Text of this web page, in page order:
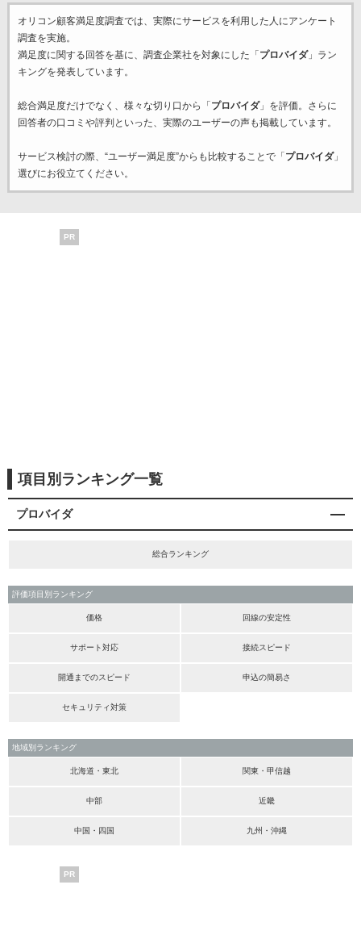
オリコン顧客満足度調査では、実際にサービスを利用した 人にアンケート
調査を実施。
満足度に関する回答を基に、調査企業社を対象にした「 プロバイダ」ラン
キングを発表しています。
総合満足度だけでなく、様々な切り口から「 プロバイダ」を評価。さらに
回答者の口コミや評判といった、実際のユーザーの声も掲載しています。
サービス検討の際、“ユーザー満足度”からも比較することで「 プロバイダ」
選びにお役立てください。
PR
項目別ランキング一覧
プロバイダ
総合ランキング
評価項目別ランキング
価格 回線の安定性
サポート対応 接続スピード
開通までのスピード 申込の簡易さ
セキュリティ対策
地域別ランキング
北海道・東北 関東・甲信越
中部 近畿
中国・四国 九州・沖縄
PR